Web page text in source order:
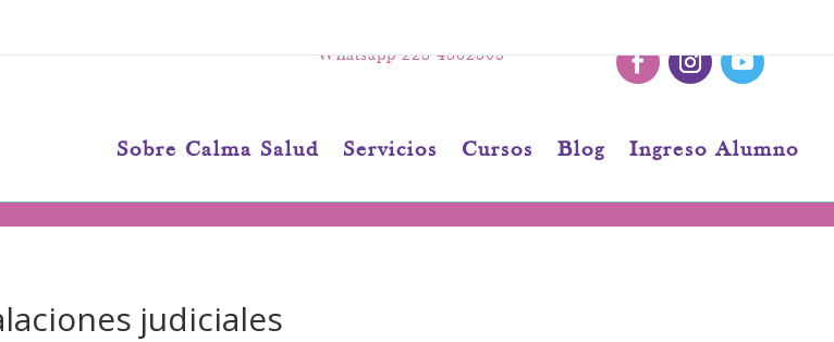
Whatsapp 223 4362303
Sobre Calma Salud Servicios Cursos Blog Ingreso Alumno
judiciales